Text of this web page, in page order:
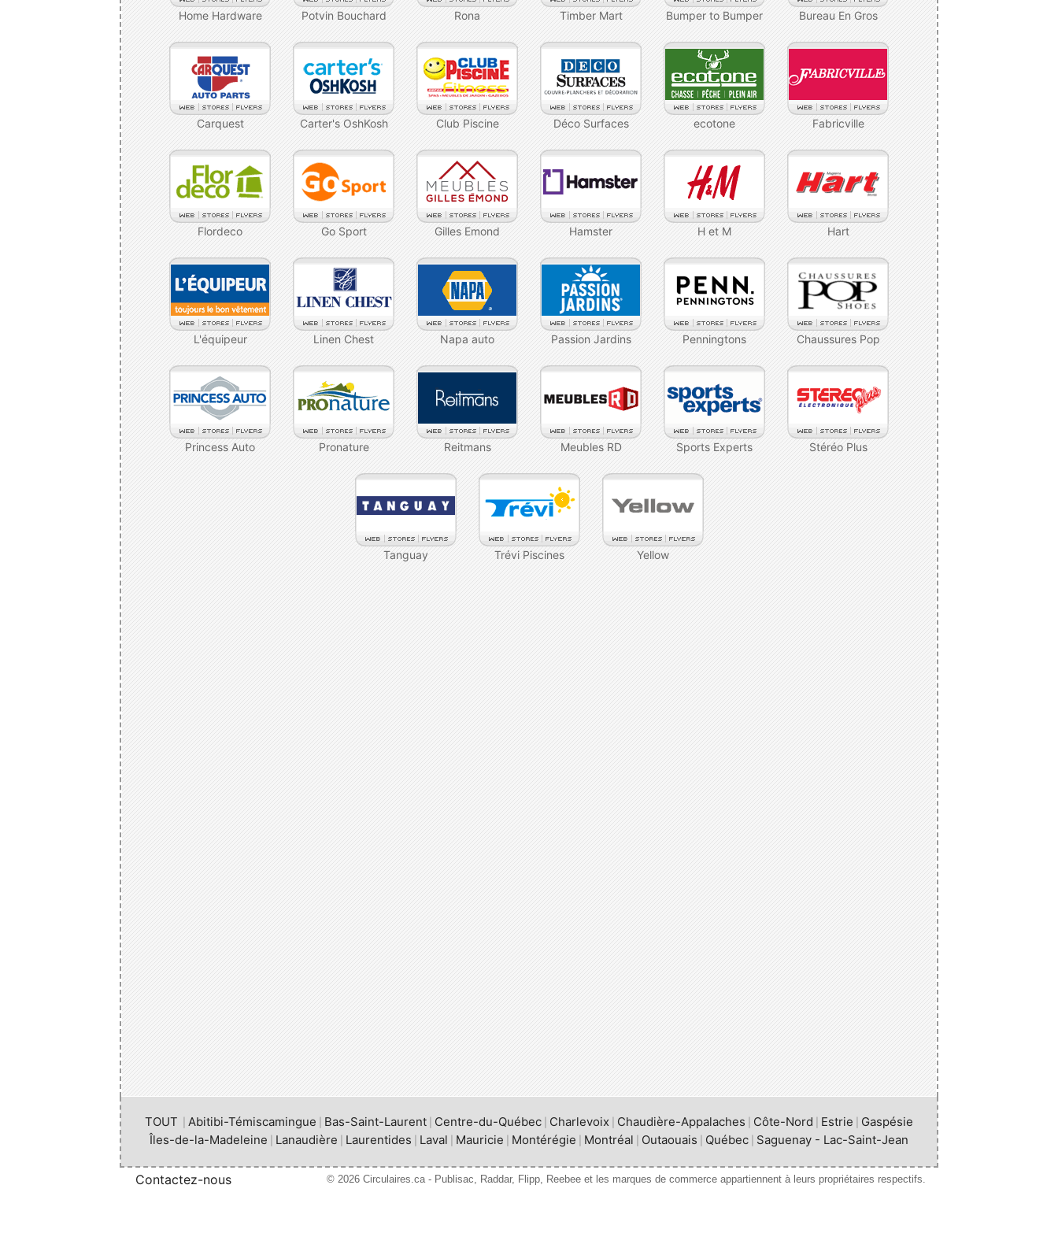
Home Hardware Potvin Bouchard Rona Timber Mart Bumper to Bumper Bureau En Gros
Carquest Carter's OshKosh Club Piscine Déco Surfaces ecotone Fabricville
Flordeco Go Sport Gilles Emond Hamster H et M Hart
L'équipeur Linen Chest Napa auto Passion Jardins Penningtons Chaussures Pop
Princess Auto Pronature Reitmans Meubles RD Sports Experts Stéréo Plus
Tanguay Trévi Piscines Yellow
TOUT Abitibi-Témiscamingue Bas-Saint-Laurent Centre-du-Québec Charlevoix Chaudière-Appalaches Côte-Nord Estrie
Gaspésie
Îles-de-la-Madeleine
Lanaudière Laurentides Laval Mauricie Montérégie Montréal Outaouais Québec Saguenay - Lac-Saint-Jean
Contactez-nous © 2026 Circulaires.ca - Publisac, Raddar, Flipp, Reebee et les marques de commerce appartiennent à leurs propriétaires respectifs.